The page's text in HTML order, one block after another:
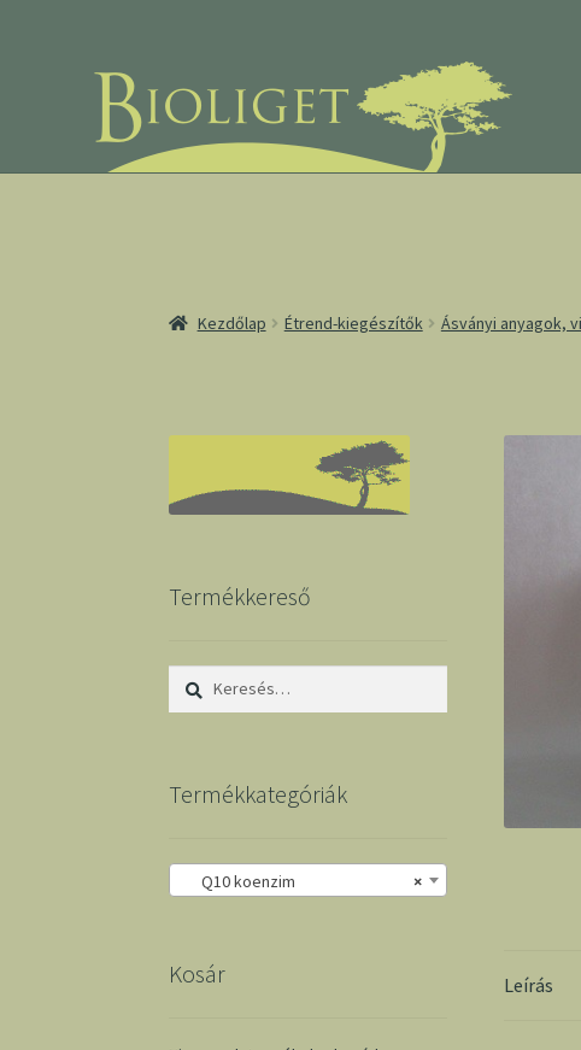
Kezdőlap Étrend-kiegészítők Ásványi anyagok,
Leírás
Termékkereső
Keresés:
Termékkategóriák
×
Q10 koenzim
Kosár